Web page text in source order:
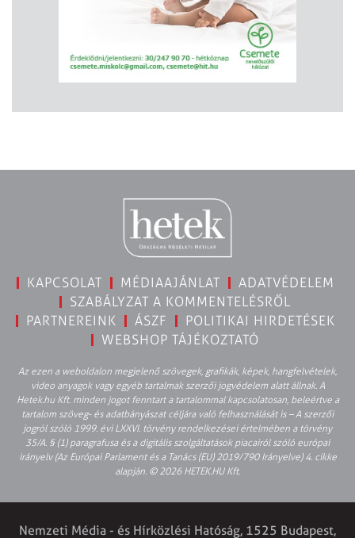
KAPCSOLAT MÉDIAAJÁNLAT
ADATVÉDELEM
SZABÁLYZAT A KOMMENTELÉSRŐL
PARTNEREINK
ÁSZF
POLITIKAI HIRDETÉSEK
WEBSHOP TÁJÉKOZTATÓ
Az ezen a weboldalon megjelenő szövegek, grafikák, képek, hangfelvételek,
video anyagok vagy egyéb tartalmak szerzői jogvédelem alatt állnak. A
Hetek.hu Kft. minden jogot fenntart a tartalommal kapcsolatosan, beleértve a
tartalom szöveg- és adatbányászat céljára való felhasználását is – A szerzői
jogról szóló 1999. évi LXXVI. törvény rendelkezései értelmében a törvény
35/A. § (1) paragrafusa és a digitális szolgáltatások piacairól szóló európai
irányelv (Az Európai Parlament és a Tanács (EU) 2019/790 Irányelve) 4. cikke
alapján. © 2026 HETEK.HU Kft.
Nemzeti Média - és Hírközlési Hatóság, 1525 Budapest,